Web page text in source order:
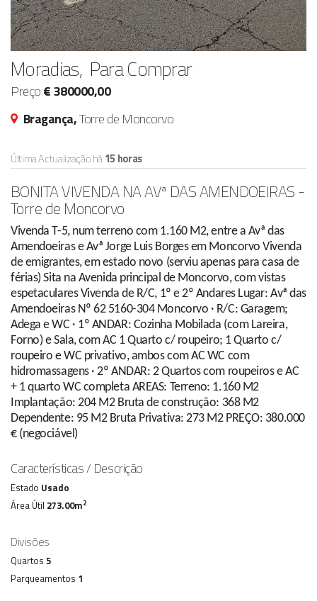
Moradias, Para Comprar
Preço€ 380000,00
Bragança,Torre de Moncorvo
Última Actualização há15 horas
BONITA VIVENDA NA AVª DAS AMENDOEIRAS -
Torre de Moncorvo
Vivenda T-5, num terreno com 1.160 M2, entre a Avª das
Amendoeiras e Avª Jorge Luis Borges em Moncorvo Vivenda
de emigrantes, em estado novo (serviu apenas para casa de
férias) Sita na Avenida principal de Moncorvo, com vistas
espetaculares Vivenda de R/C, 1º e 2º Andares Lugar: Avª das
Amendoeiras Nº 62 5160-304 Moncorvo · R/C: Garagem;
Adega e WC · 1º ANDAR: Cozinha Mobilada (com Lareira,
Forno) e Sala, com AC 1 Quarto c/ roupeiro; 1 Quarto c/
roupeiro e WC privativo, ambos com AC WC com
hidromassagens · 2º ANDAR: 2 Quartos com roupeiros e AC
+ 1 quarto WC completa AREAS: Terreno: 1.160 M2
Implantação: 204 M2 Bruta de construção: 368 M2
Dependente: 95 M2 Bruta Privativa: 273 M2 PREÇO: 380.000
€ (negociável)
Características / Descrição
Estado Usado
Área Útil 273.00m2
Divisões
Quartos 5
Parqueamentos 1